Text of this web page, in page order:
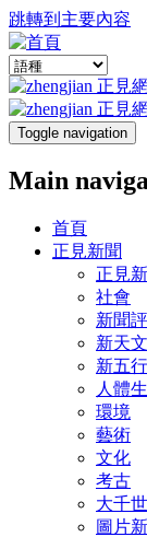
跳轉到主要內容
Toggle navigation
Main
首頁
正見新聞
正見
社會
新聞
新天
新五
人體
環境
藝術
文化
考古
大千
圖片